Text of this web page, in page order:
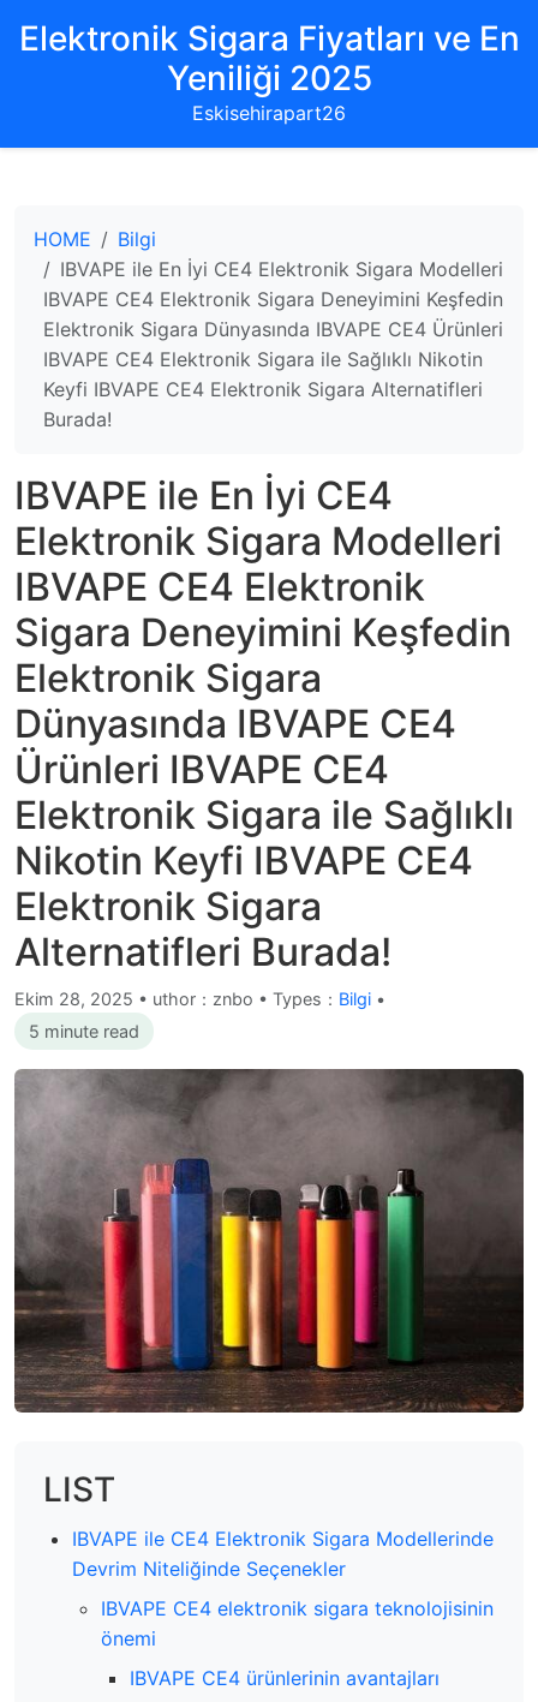
Elektronik Sigara Fiyatları ve En
Yeniliği 2025
Eskisehirapart26
HOME
Bilgi
IBVAPE ile En İyi CE4 Elektronik Sigara Modelleri
IBVAPE CE4 Elektronik Sigara Deneyimini Keşfedin
Elektronik Sigara Dünyasında IBVAPE CE4 Ürünleri
IBVAPE CE4 Elektronik Sigara ile Sağlıklı Nikotin
Keyfi IBVAPE CE4 Elektronik Sigara Alternatifleri
Burada!
IBVAPE ile En İyi CE4
Elektronik Sigara Modelleri
IBVAPE CE4 Elektronik
Sigara Deneyimini Keşfedin
Elektronik Sigara
Dünyasında IBVAPE CE4
Ürünleri IBVAPE CE4
Elektronik Sigara ile Sağlıklı
Nikotin Keyfi IBVAPE CE4
Elektronik Sigara
Alternatifleri Burada!
Ekim 28, 2025 • uthor：znbo • Types： Bilgi •
5 minute read
LIST
IBVAPE ile CE4 Elektronik Sigara Modellerinde
Devrim Niteliğinde Seçenekler
IBVAPE CE4 elektronik sigara teknolojisinin
önemi
IBVAPE CE4 ürünlerinin avantajları